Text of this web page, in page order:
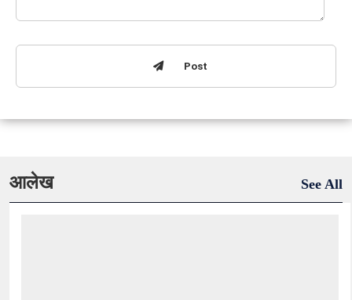
Post
आलेख See All